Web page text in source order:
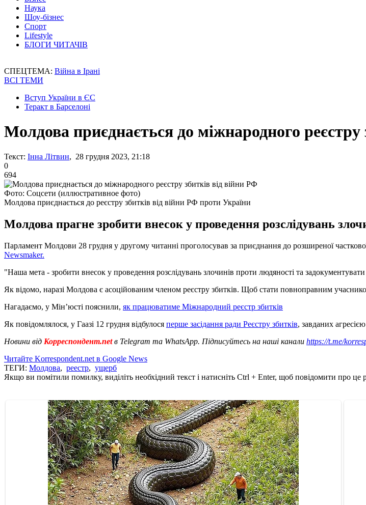
Наука
Шоу-бізнес
Спорт
Lifestyle
БЛОГИ ЧИТАЧІВ
СПЕЦТЕМА: Війна в Ірані
ВСІ ТЕМИ
Вступ України в ЄС
Теракт в Барселоні
Молдова приєднається до міжнародного реєстру
Текст: Інна Літвин, 28 грудня 2023, 21:18
0
694
Фото: Соцсети (иллюстративное фото)
Молдова приєднається до реєстру збитків від війни РФ проти України
Молдова прагне зробити внесок у проведення розслідувань
Парламент Молдови 28 грудня у другому читанні проголосував за приєднання до розширеної
Newsmaker.
"Наша мета - зробити внесок у проведення розслідувань злочинів проти людяності та задокументувати
Як відомо, наразі Молдова є асоційованим членом реєстру збитків. Щоб стати повноправним
Нагадаємо, у Мін’юсті пояснили, як працюватиме Міжнародний реєстр збитків
Як повідомлялося, у Гаазі 12 грудня відбулося перше засідання ради Реєстру збитків, завданих
Новини від Корреспондент.netв Telegram та WhatsApp. Підписуйтесь на наші канали https://t.me/
Читайте Korrespondent.net в Google News
ТЕГИ: Молдова, реестр, ущерб
Якщо ви помітили помилку, виділіть необхідний текст і натисніть Ctrl + Enter, щоб повідомити про це